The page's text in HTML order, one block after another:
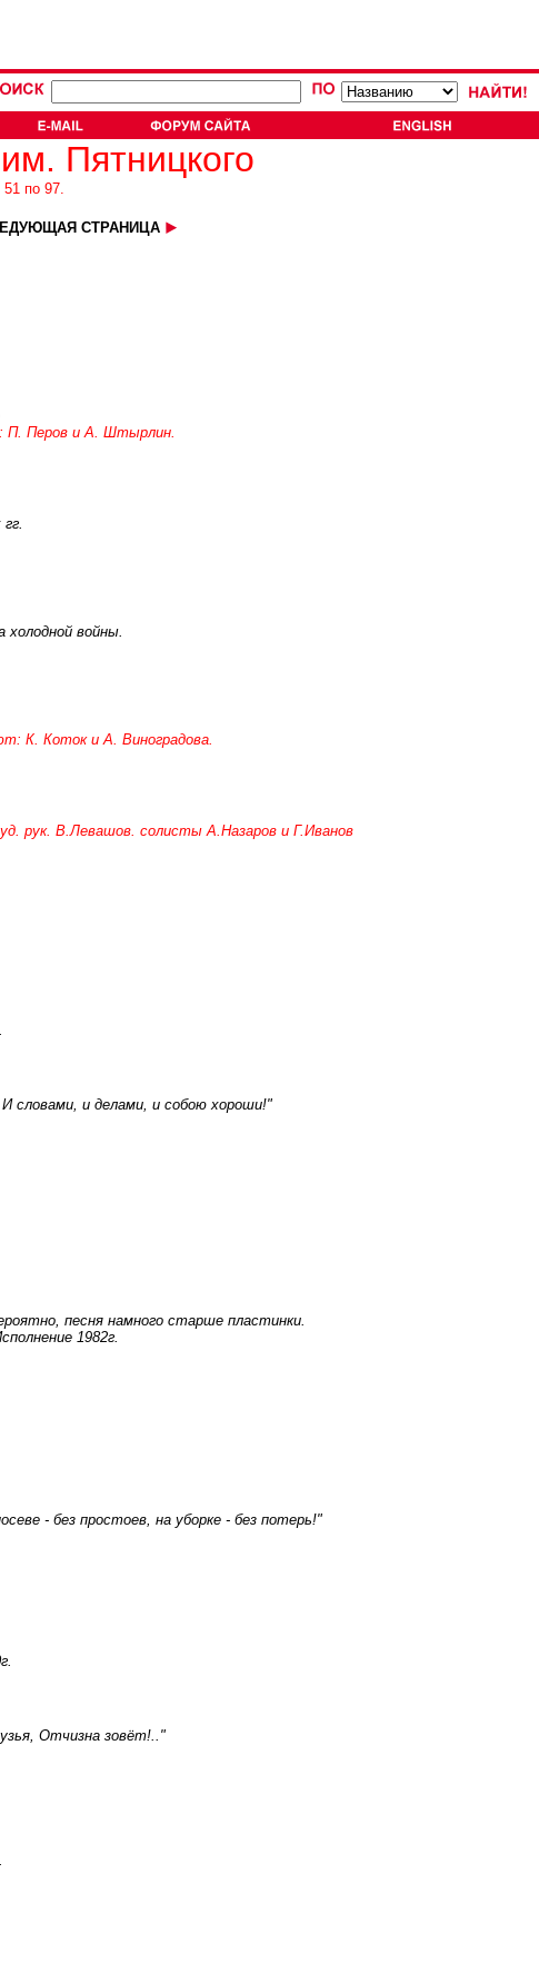
Пятницкого
51 по 97.
СТРАНИЦА
П. Перов и А. Штырлин.
холодной войны.
К. Коток и А. Виноградова.
рук. В.Левашов. солисты А.Назаров и Г.Иванов
словами, и делами, и собою хороши!"
песня намного старше пластинки.
1982г.
- без простоев, на уборке - без потерь!"
Отчизна зовёт!.."